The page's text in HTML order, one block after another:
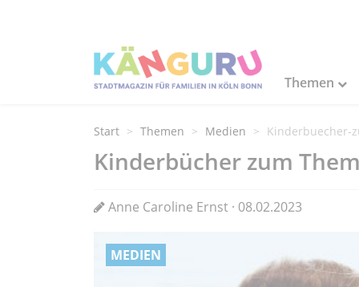
Themen
Start Themen Medien Kinderbuecher-
Kinderbücher zum
Anne Caroline Ernst · 08.02.2023
MEDIEN